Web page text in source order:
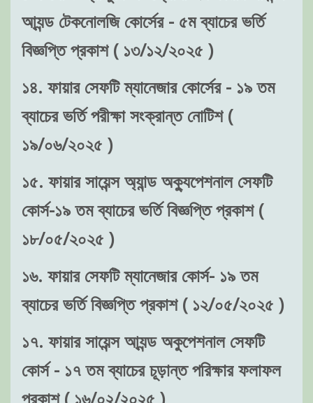
আ্যন্ড টেকনোলজি কোর্সের - ৫ম ব্যাচের ভর্তি
বিজ্ঞপ্তি প্রকাশ ( ১৩/১২/২০২৫ )
১৪. ফায়ার সেফটি ম্যানেজার কোর্সের - ১৯ তম
ব্যাচের ভর্তি পরীক্ষা সংক্রান্ত নোটিশ (
১৯/০৬/২০২৫ )
১৫. ফায়ার সায়েন্স অ্যান্ড অক্যুপেশনাল সেফটি
কোর্স-১৯ তম ব্যাচের ভর্তি বিজ্ঞপ্তি প্রকাশ (
১৮/০৫/২০২৫ )
১৬. ফায়ার সেফটি ম্যানেজার কোর্স- ১৯ তম
ব্যাচের ভর্তি বিজ্ঞপ্তি প্রকাশ ( ১২/০৫/২০২৫ )
১৭. ফায়ার সায়েন্স আ্যন্ড অকুপেশনাল সেফটি
কোর্স - ১৭ তম ব্যাচের চূড়ান্ত পরিক্ষার ফলাফল
প্রকাশ ( ১৬/০২/২০২৫ )